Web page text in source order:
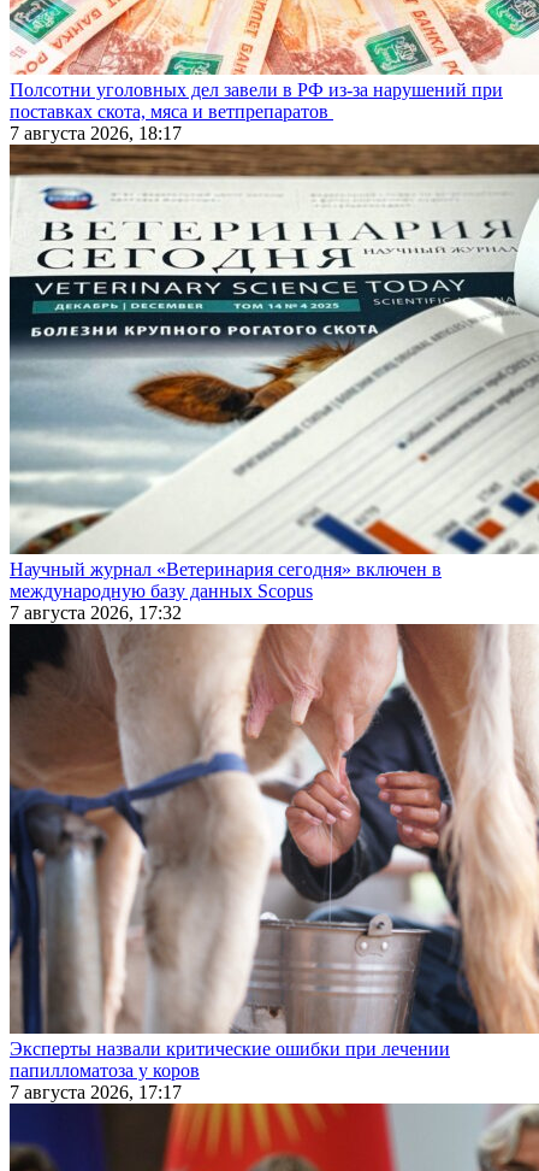
Полсотни уголовных дел завели в РФ из-за нарушений при
поставках скота, мяса и ветпрепаратов
7 августа 2026, 18:17
Научный журнал «Ветеринария сегодня» включен в
международную базу данных Scopus
7 августа 2026, 17:32
Эксперты назвали критические ошибки при лечении
папилломатоза у коров
7 августа 2026, 17:17